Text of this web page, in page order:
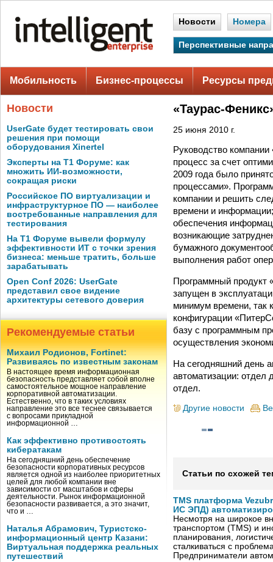
Новости Номера
Перспективные
Мобильность Бизнес-процессы Ресурсы
Новости
UserGate будет тестировать свои
решения при помощи
оборудования Xinertel
Эксперты на Т1 Форуме: как
множить ИИ-возможности,
сокращая риски
Российское ПО виртуализации и
инфраструктурное ПО — наиболее
востребованные направления для
тестирования
На Т1 Форуме вывели формулу
эффективности ИТ с точки зрения
бизнеса: меньше тратить, больше
зарабатывать
Open Conf 2026: UserGate
представил свое видение
архитектуры сетевого доверия
Рекомендуемые статьи
Михаил Родионов, Fortinet:
Развиваясь по известным законам
В настоящее время информационная
безопасность представляет собой вполне
самостоятельное мощное направление
корпоративной автоматизации.
Естественно, что в таких условиях
направление это все теснее связывается
с вопросами прикладной
информационной …
Как эффективно противостоять
кибератакам
На сегодняшний день обеспечение
безопасности корпоративных ресурсов
является одной из наиболее приоритетных
целей для любой компании вне
зависимости от масштабов и сферы
деятельности. Рынок информационной
безопасности развивается, а это значит,
что и …
Наталья Абрамович, Туристско-
информационный центр Казани:
Виртуальная поддержка реальных
путешествий
«Таурас-
25 июня 2010 г.
Руководство
процесс за счет
2009 года было
процессами».
компании и решить
времени и
обеспечения
возникающие
бумажного
выполнения работ
Программный продукт
запущен в
минимум времени, так
конфигурации
базу с программным
осуществления
На сегодняшний день
автоматизации: отдел
отдел.
Другие новости
Статьи по схожей
TMS платформа
ИС ЭПД)
Несмотря на широкое
транспортом (TMS) и
планирования,
сталкиваться с
Предприниматели